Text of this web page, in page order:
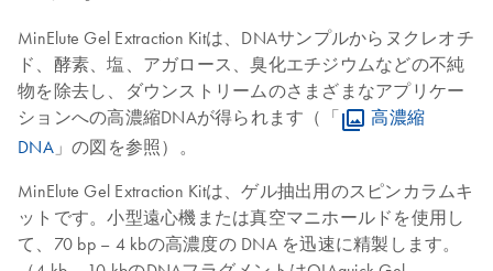
MinElute Gel Extraction Kitは、DNAサンプルからヌクレオチ
ド、酵素、塩、アガロース、臭化エチジウムなどの不純
物を除去し、ダウンストリームのさまざまなアプリケー
ションへの高濃縮DNAが得られます（「
高濃縮
DNA」の図を参照）。
MinElute Gel Extraction Kitは、ゲル抽出用のスピンカラムキ
ットです。小型遠心機または真空マニホールドを使用し
て、70 bp – 4 kbの高濃度の DNA を迅速に精製します。